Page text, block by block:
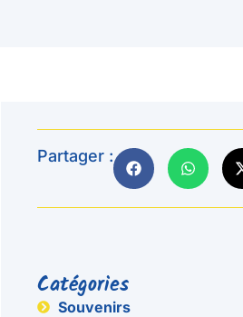
Partager :
Catégories
Souvenirs